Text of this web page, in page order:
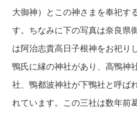
大御神）とこの神さまを奉祀す
す。ちなみに下の写真は奈良県
は阿治志貴高日子根神をお祀り
鴨氏に縁の神社があり、高鴨神
社、鴨都波神社が下鴨社と呼ば
れています。この三社は数年前